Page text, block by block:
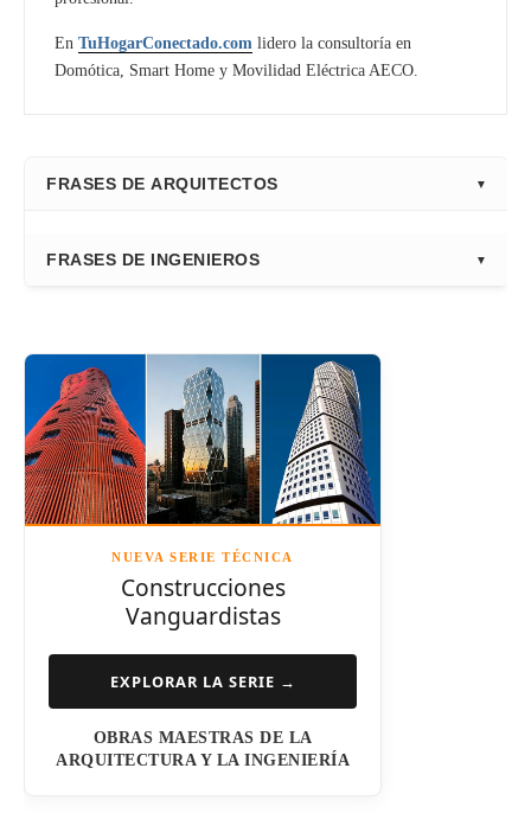
En TuHogarConectado.com lidero la consultoría en
Domótica, Smart Home y Movilidad Eléctrica AECO.
FRASES DE ARQUITECTOS
Adrian Smith
Richard Rogers
David Chipperfield
Kazuyo Sejima
Steven Holl
Henry N. Cobb
I.M. Pei
Luis Barragán
FRASES DE INGENIEROS
Leslie E. Robertson
Félix Cándela
NUEVA SERIE TÉCNICA
Construcciones
Vanguardistas
EXPLORAR LA SERIE →
OBRAS MAESTRAS DE LA
ARQUITECTURA Y LA INGENIERÍA